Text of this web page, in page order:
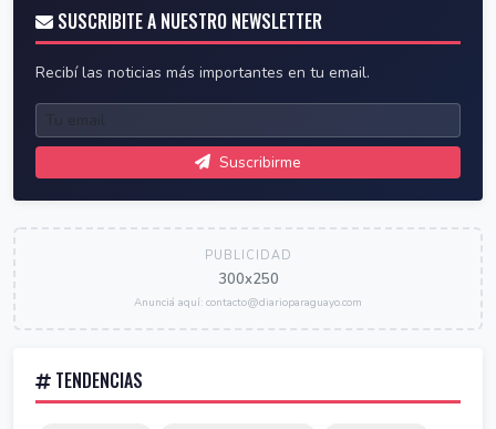
SUSCRIBITE A NUESTRO NEWSLETTER
Recibí las noticias más importantes en tu email.
Suscribirme
PUBLICIDAD
300x250
Anunciá aquí: contacto@diarioparaguayo.com
TENDENCIAS